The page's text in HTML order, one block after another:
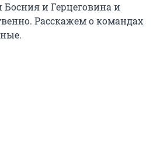
и Герцеговина и
Расскажем о командах